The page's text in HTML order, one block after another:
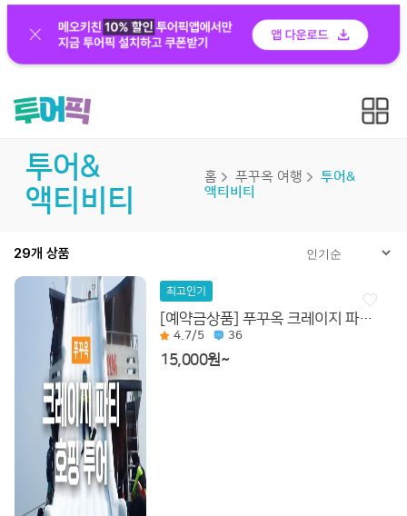
투어&
액티비티
홈 푸꾸옥 여행
투어&
액티비티
29개 상품
최고인기
[예약금상품] 푸꾸옥 크레이지 파티 호핑 투어
4.7/5 36
15,000원~